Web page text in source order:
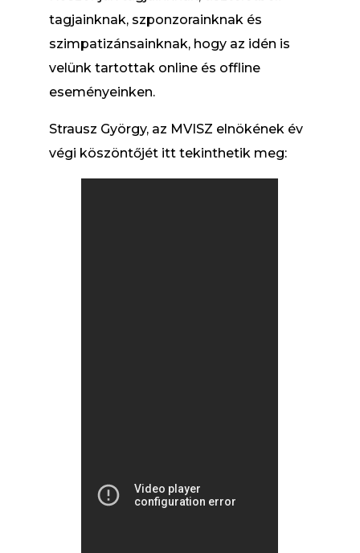
tagjainknak, szponzorainknak és
szimpatizánsainknak, hogy az idén is
velünk tartottak online és offline
eseményeinken.
Strausz György, az MVISZ elnökének év
végi köszöntőjét itt tekinthetik meg: